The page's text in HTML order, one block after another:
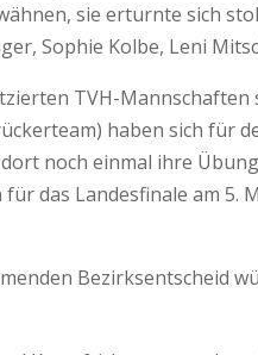
sie erturnte sich
Sophie Kolbe, Leni
TVH-
haben sich für
noch einmal ihre
das Landesfinale am 5.
Bezirksentscheid